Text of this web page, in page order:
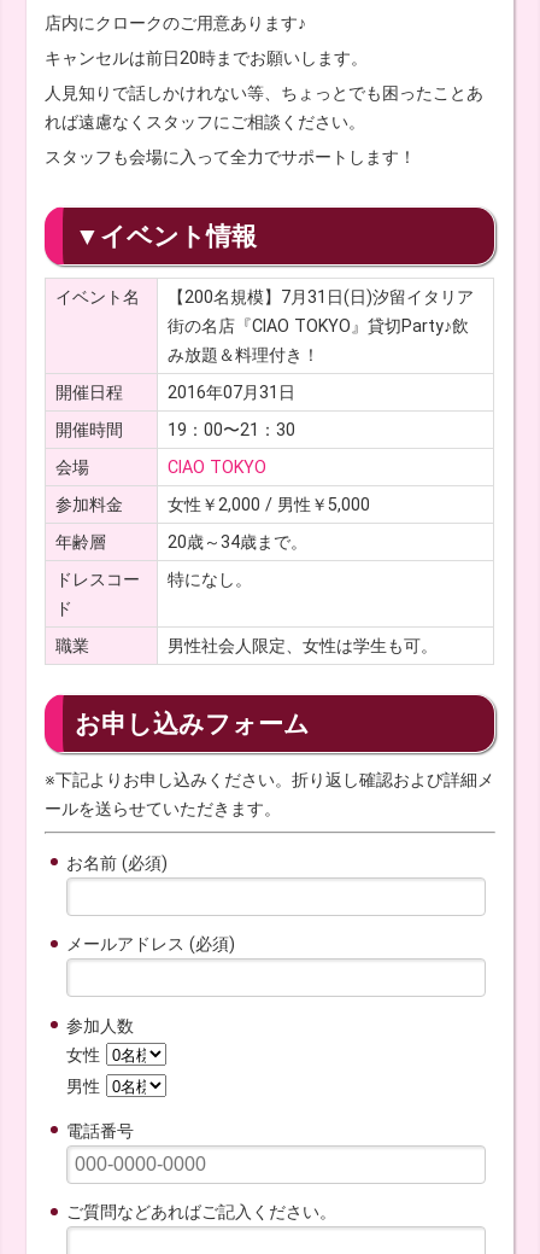
店内にクロークのご用意あります♪
キャンセルは前日20時までお願いします。
人見知りで話しかけれない等、ちょっとでも困ったことあ
れば遠慮なくスタッフにご相談ください。
スタッフも会場に入って全力でサポートします！
▼イベント情報
イベント名
【200名規模】7月31日(日)汐留イタリア
街の名店『CIAO TOKYO』貸切Party♪飲
み放題＆料理付き！
開催日程
2016年07月31日
開催時間
19：00〜21：30
会場
CIAO TOKYO
参加料金
女性￥2,000 / 男性￥5,000
年齢層
20歳～34歳まで。
ドレスコー
ド
特になし。
職業 男性社会人限定、女性は学生も可。
お申し込みフォーム
※下記よりお申し込みください。折り返し確認および詳細メ
ールを送らせていただきます。
お名前 (必須)
メールアドレス (必須)
参加人数
女性
男性
電話番号
ご質問などあればご記入ください。